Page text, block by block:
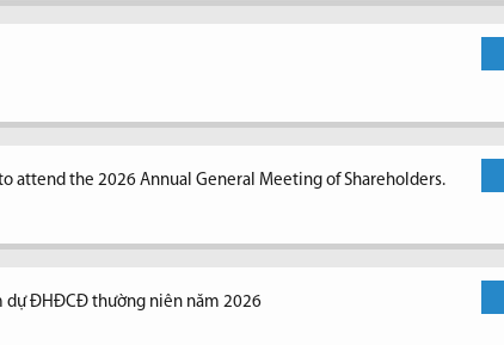
attend the 2026 Annual General Meeting of Shareholders.
dự ĐHĐCĐ thường niên năm 2026